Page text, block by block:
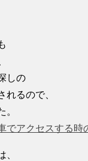
しの
れるので、
。
でアクセスする時
、